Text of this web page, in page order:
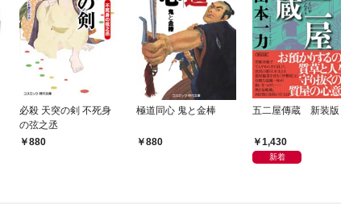
必殺 天突の剣 不死身
の弦之丞
880
極道同心 鬼と金棒
880
五二屋傳蔵 新装版
1,430
新着